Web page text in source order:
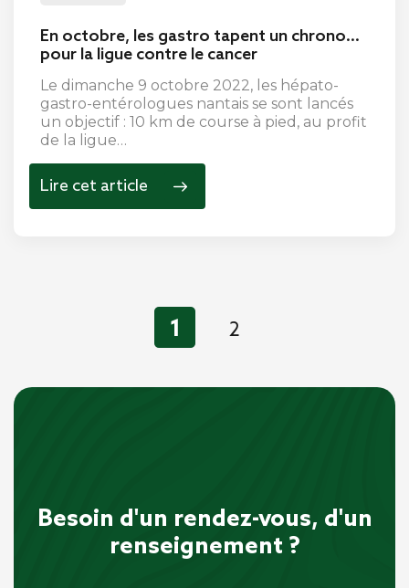
En octobre, les gastro tapent un chrono…
pour la ligue contre le cancer
Le dimanche 9 octobre 2022, les hépato-
gastro-entérologues nantais se sont lancés
un objectif : 10 km de course à pied, au profit
de la ligue…
Lire cet article
1 2
Besoin d'un rendez-vous, d'un
renseignement ?